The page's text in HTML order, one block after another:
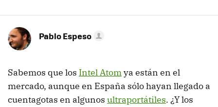
Pablo Espeso
Sabemos que los Intel Atomya están en el
mercado, aunque en España sólo hayan llegado a
cuentagotas en algunos ultraportátiles. ¿Y los